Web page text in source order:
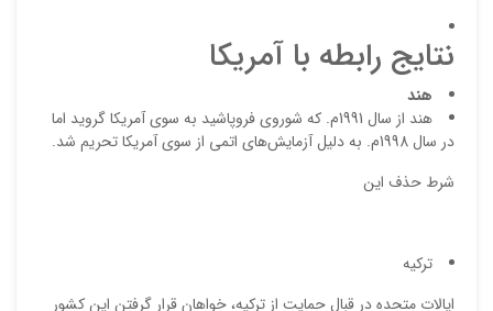
نتایج رابطه با آمریکا
هند
هند از سال 1991م. که شوروی فروپاشید به سوی آمریکا گروید اما
در سال 1998م. به دلیل آزمایش‌‌های اتمی از سوی آمریکا تحریم شد.
شرط حذف این
ترکیه
ایالات متحده در قبال حمایت از ترکیه، خواهان قرار گرفتن این کشور